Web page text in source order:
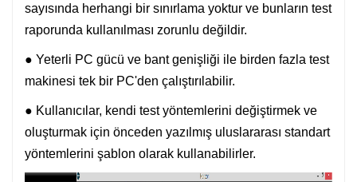
sayısında herhangi bir sınırlama yoktur ve bunların test
raporunda kullanılması zorunlu değildir.
● Yeterli PC gücü ve bant genişliği ile birden fazla test
makinesi tek bir PC'den çalıştırılabilir.
● Kullanıcılar, kendi test yöntemlerini değiştirmek ve
oluşturmak için önceden yazılmış uluslararası standart
yöntemlerini şablon olarak kullanabilirler.